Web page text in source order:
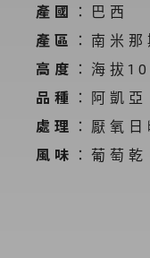
產國
：巴西
產區
：南米
高度
：海拔
品種
：阿凱亞
處理
：厭氧
風味
：葡萄